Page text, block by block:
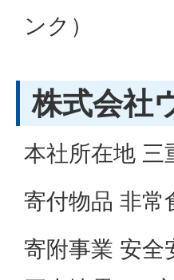
ンク）
株式会社
本社所在地 三
寄付物品 非常
寄附事業 安